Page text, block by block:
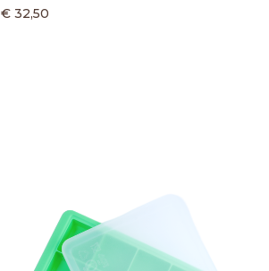
€ 32,50